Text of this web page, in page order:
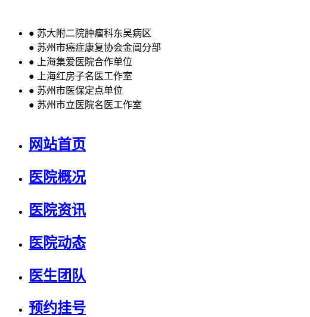
● 苏大附二院肿瘤科东吴病区
● 苏州市癌症康复协会金阊分部
● 上海集爱医院合作单位
● 上海红房子名医工作室
● 苏州市医保定点单位
● 苏州市立医院名医工作室
网站首页
医院概况
医院资讯
医院动态
医生团队
预约挂号